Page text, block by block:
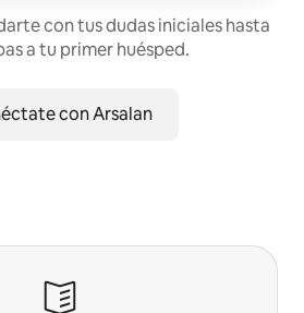
con tus dudas iniciales hasta
a tu primer huésped.
con Arsalan